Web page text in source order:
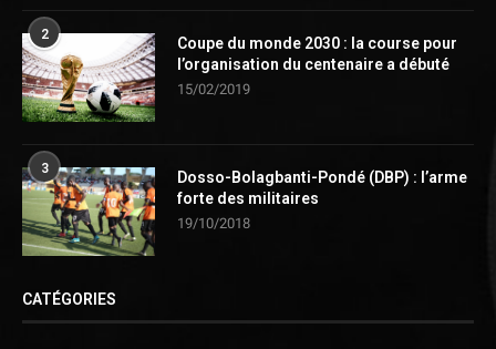
2
Coupe du monde 2030 : la course pour
l’organisation du centenaire a débuté
15/02/2019
3
Dosso-Bolagbanti-Pondé (DBP) : l’arme
forte des militaires
19/10/2018
CATÉGORIES